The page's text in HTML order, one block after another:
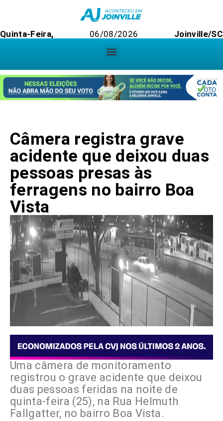
Quinta-Feira, 06/08/2026 Joinville/SC
Câmera registra grave
acidente que deixou duas
pessoas presas às
ferragens no bairro Boa
Vista
Uma câmera de monitoramento
registrou o grave acidente que deixou
duas pessoas feridas na noite de
quinta-feira (25), na Rua Helmuth
Fallgatter, no bairro Boa Vista.